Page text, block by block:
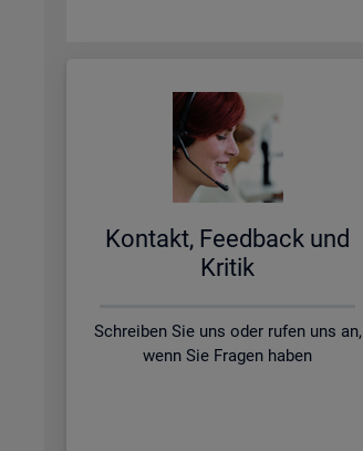
Kon­takt, Feed­back und
Kri­tik
Schreiben Sie uns oder rufen uns an,
wenn Sie Fragen haben